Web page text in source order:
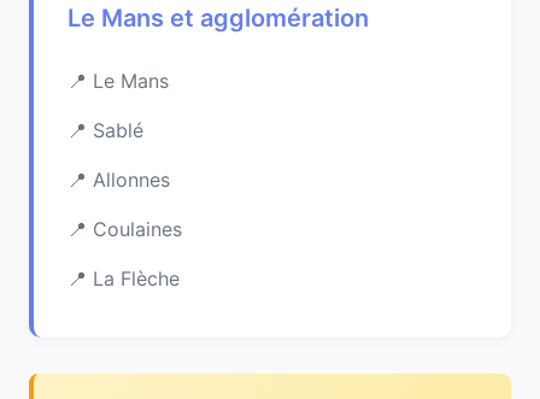
Le Mans et agglomération
Le Mans
Sablé
Allonnes
Coulaines
La Flèche